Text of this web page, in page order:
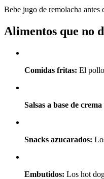
Bebe jugo de remolacha
Alimentos que no
Comidas fritas: El
Salsas a base de crema
Snacks azucarados:
Embutidos: Los hot